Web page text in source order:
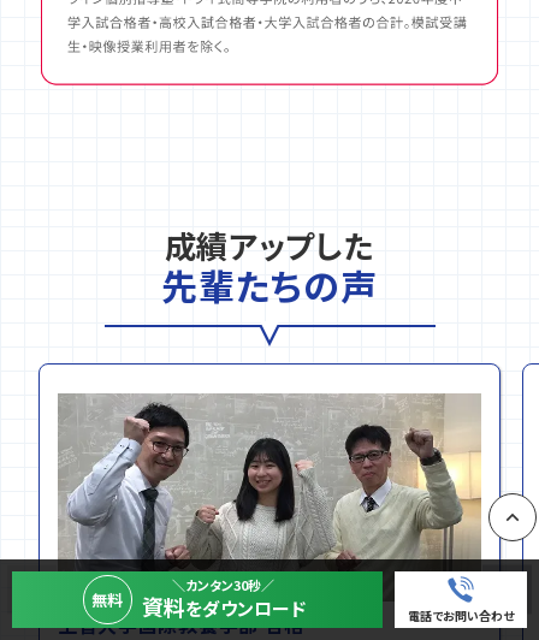
成績アップした
先輩たちの声
上智大学国際教養学部 合格
無料
＼カンタン30秒／
資料をダウンロード 電話でお問い合わせ